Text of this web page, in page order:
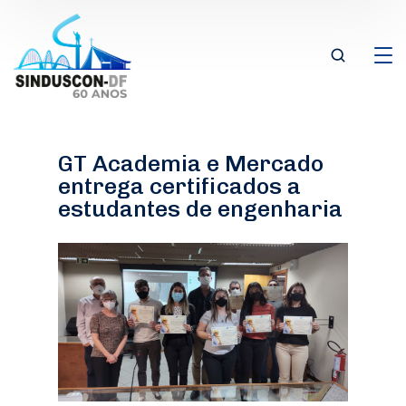
GT Academia e Mercado
entrega certificados a
estudantes de engenharia